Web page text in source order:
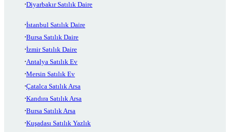
Diyarbakır Satılık Daire
İstanbul Satılık Daire
Bursa Satılık Daire
İzmir Satılık Daire
Antalya Satılık Ev
Mersin Satılık Ev
Çatalca Satılık Arsa
Kandıra Satılık Arsa
Bursa Satılık Arsa
Kuşadası Satılık Yazlık